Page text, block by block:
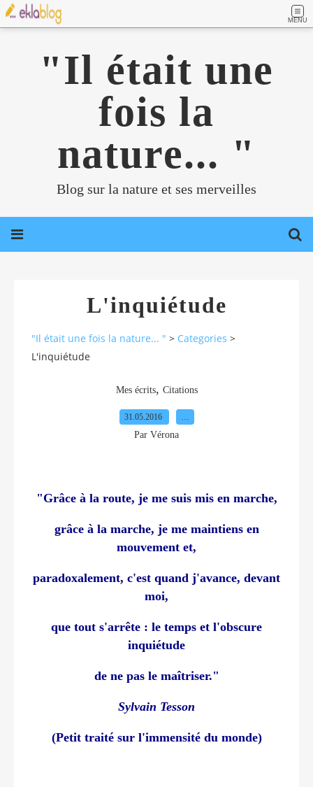
MENU
"Il était une
fois la
nature... "
Blog sur la nature et ses merveilles
L'inquiétude
"Il était une fois la nature... " > Categories >
L'inquiétude
Mes écrits, Citations
31.05.2016
Par Vérona
"Grâce à la route, je me suis mis en marche,
grâce à la marche, je me maintiens en
mouvement et,
paradoxalement, c'est quand j'avance, devant
moi,
que tout s'arrête : le temps et l'obscure
inquiétude
de ne pas le maîtriser."
Sylvain Tesson
(Petit traité sur l'immensité du monde)